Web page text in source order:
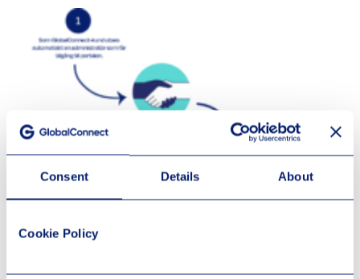
Consent Details About
Cookie Policy